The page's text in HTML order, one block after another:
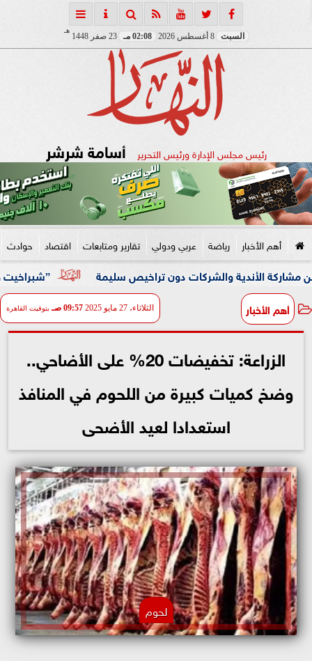
السبت 8 أغسطس 2026 02:08 مـ 23 صفر 1448
هـ
رئيس مجلس الإدارة ورئيس التحرير أسامة شرشر
أهم الأخبار رياضة عربي ودولي تقارير ومتابعات اقتصاد حوادث
”شبراخيت وبدر” ضمن أفضل 10 وحدات محلية على مستوى الجمهورية بالدورة والشركات دون تراخيص سليمة
أهم الأخبار الثلاثاء، 27 مايو 2025 09:57 صـ بتوقيت القاهرة
الزراعة: تخفيضات 20% على الأضاحي..
وضخ كميات كبيرة من اللحوم في المنافذ
استعدادا لعيد الأضحى
لحوم